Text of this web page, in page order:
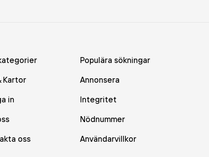
Populära sökningar
Kartor
Annonsera
in
Integritet
Nödnummer
oss
Användarvillkor